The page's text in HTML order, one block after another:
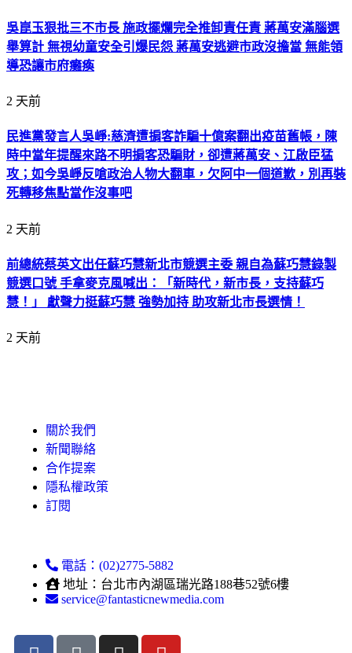
吳崑玉狠批三不市長 施政擺爛完全推卸責任責 蔣萬安滿腦選
舉算計 無視幼童安全引爆民怨 蔣萬安逃避市政沒擔當 無能領
導恐讓市府癱瘓
2 天前
民進黨發言人吳崢:慈濟遭掮客詐騙十億案翻出疫苗舊帳，陳
時中當年提醒來路不明掮客恐騙財，卻遭蔣萬安、江啟臣猛
攻；如今吳崢反嗆政治人物大翻車，欠阿中一個道歉，別再裝
死轉移焦點當作沒事吧
2 天前
前總統蔡英文出任蘇巧慧新北市競選主委 親自為蘇巧慧錄製
競選口號 手拿麥克風喊出：「新時代，新市長，支持蘇巧
慧！」 獻聲力挺蘇巧慧 強勢加持 助攻新北市長選情！
2 天前
關於我們
新聞聯絡
合作提案
隱私權政策
訂閱
電話：(02)2775-5882
地址：台北市內湖區瑞光路188巷52號6樓
service@fantasticnewmedia.com